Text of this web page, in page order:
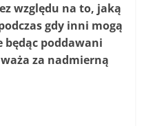
względu na to, jaką
gdy inni mogą
będąc poddawani
za nadmierną